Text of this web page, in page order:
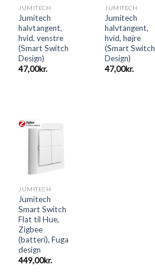
JUMITECH
Jumitech
halvtangent,
hvid, venstre
(Smart Switch
Design)
47,00kr.
JUMITECH
Jumitech
halvtangent,
hvid, højre
(Smart Switch
Design)
47,00kr.
JUMITECH
Jumitech
Smart Switch
Flat til Hue,
Zigbee
(batteri), Fuga
design
449,00kr.